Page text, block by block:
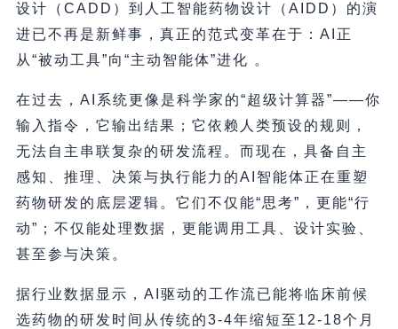
设计（CADD）到人工智能药物设计（AIDD）的演
进已不再是新鲜事，真正的范式变革在于：AI正
从“被动工具”向“主动智能体”进化 。
在过去，AI系统更像是科学家的“超级计算器”——你
输入指令，它输出结果；它依赖人类预设的规则，
无法自主串联复杂的研发流程。而现在，具备自主
感知、推理、决策与执行能力的AI智能体正在重塑
药物研发的底层逻辑。它们不仅能“思考”，更能“行
动”；不仅能处理数据，更能调用工具、设计实验、
甚至参与决策。
据行业数据显示，AI驱动的工作流已能将临床前候
选药物的研发时间从传统的3-4年缩短至12-18个月